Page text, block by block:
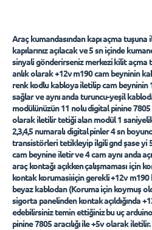
Araç kumandasından kapı açma
kapılarınız açılacak ve 5 sn içinde
sinyali gönderirseniz merkezi kilit
anlık olarak +12v m190 cam beyninin
renk kodlu kabloya iletilip cam beyninin
sağlar ve aynı anda turuncu-yeşil
modülünüzün 11 nolu digital pinine 7805
olarak iletilir tetiği alan modül 1
2,3,4,5 numaralı digital pinler 4 sn
transistörleri tetikleyip ilgili gnd şase yi
cam beynine iletir ve 4 cam aynı anda
araç kontağı açıkken çalışmaması için
kontak korumasiıiçin gerekli +12v
beyaz kablodan (Koruma için koymuş
sigorta panelinden kontakaçıldığında
edebilirsiniz temin ettiğiniz bu uç
pinine 7805 aracılığı ile +5v olarak iletilir.